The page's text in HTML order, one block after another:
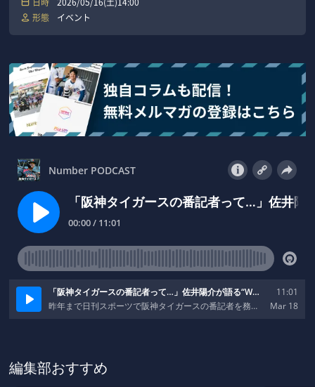
形態
イベント
編集部おすすめ